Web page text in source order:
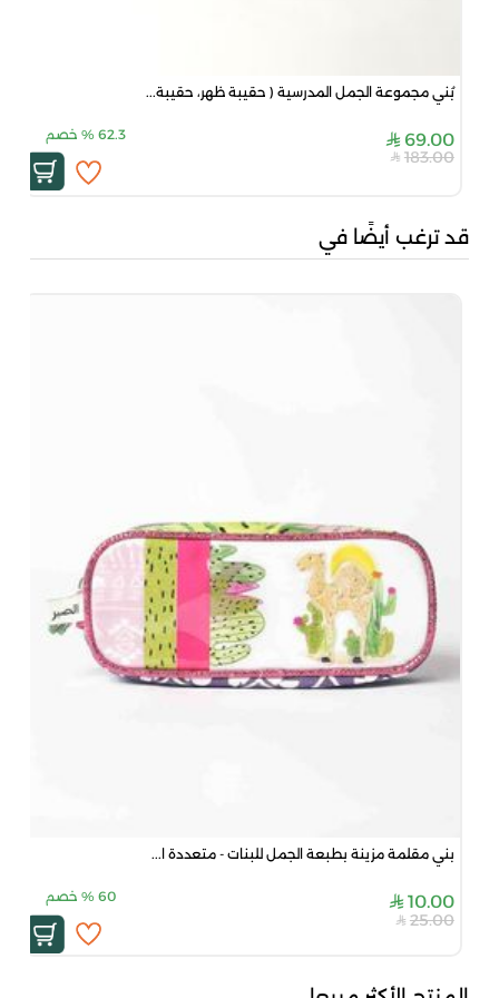
بُني مجموعة الجمل المدرسية ( حقيبة ظهر، حقيبة...
69.00
62.3
% خصم
183.00
قد ترغب أيضًا في
بني مقلمة مزينة بطبعة الجمل للبنات - متعددة ا...
10.00
60
% خصم
25.00